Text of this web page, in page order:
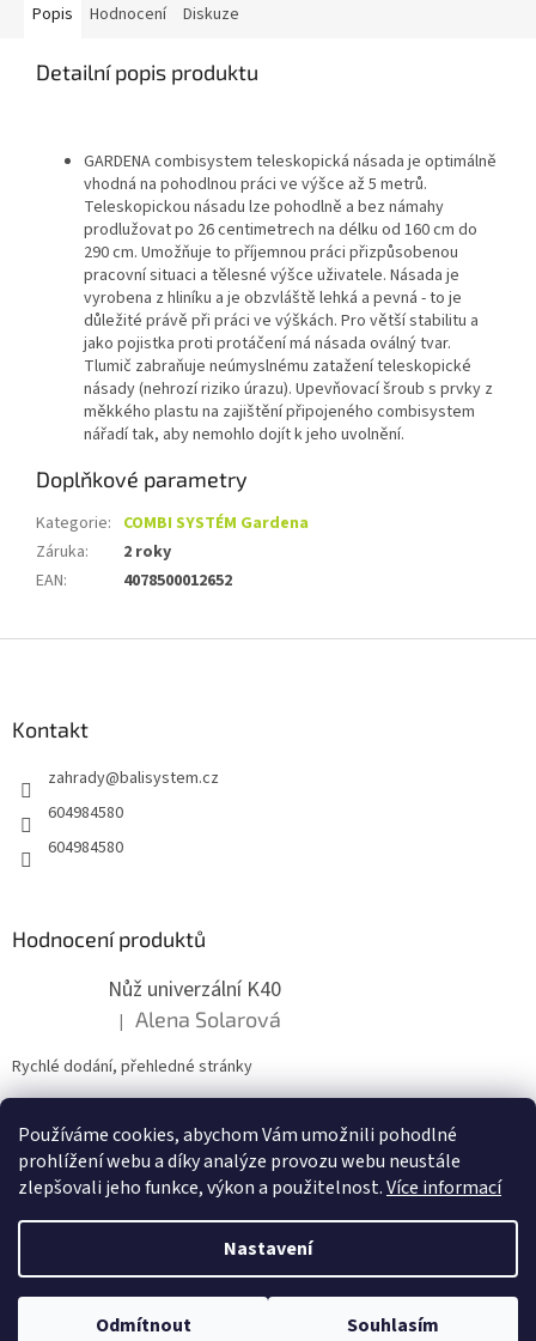
Používáme cookies, abychom Vám umožnili pohodlné
prohlížení webu a díky analýze provozu webu neustále
zlepšovali jeho funkce, výkon a použitelnost.Více informací
Nastavení
Odmítnout Souhlasím
Popis Hodnocení Diskuze
Detailní popis produktu
GARDENAcombisystem teleskopická násada je optimálně
vhodná na pohodlnou práci ve výšce až 5 metrů.
Teleskopickou násadu lze pohodlně a bez námahy
prodlužovatpo 26centimetrech na délku od 160cm do
290cm. Umožňuje to příjemnou práci přizpůsobenou
pracovní situaci a tělesné výšce uživatele. Násada je
vyrobena z hliníku a je obzvláště lehká a pevná -to je
důležité právě při práci ve výškách. Pro větší stabilitu a
jako pojistka proti protáčenímá násada oválnýtvar.
Tlumič zabraňuje neúmyslnému zataženíteleskopické
násady(nehrozíriziko úrazu). Upevňovací šroub s prvky z
měkkého plastu na zajištěnípřipojeného combisystem
nářadítak, aby nemohlo dojít k jeho uvolnění.
Doplňkové parametry
Kategorie: COMBI SYSTÉM Gardena
Záruka:
2 roky
EAN: 4078500012652
Kontakt
zahrady@balisystem.cz
604984580
604984580
Hodnocení produktů
Nůž univerzální K40
Hodnocení produktu je 5 z 5 hvězdiček.
| Alena Solarová
Rychlé dodání, přehledné stránky
ZDE NÁM MŮŽETE VLOŽIT HODNOCENÍ
Vytvořil Shoptet
Copyright 2026zahradymorava.cz . Všechna práva vyhrazena.